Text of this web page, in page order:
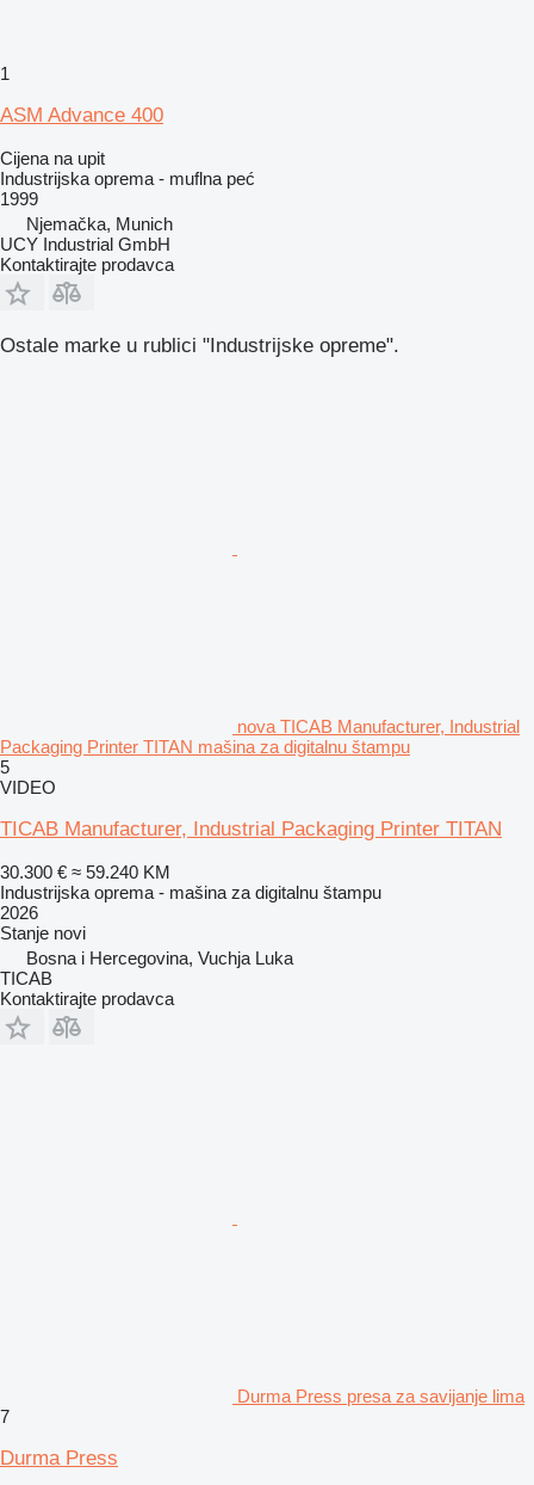
1
ASM Advance 400
Cijena na upit
Industrijska oprema - muflna peć
1999
Njemačka, Munich
UCY Industrial GmbH
Kontaktirajte prodavca
Ostale marke u rublici "Industrijske opreme".
nova TICAB Manufacturer, Industrial
Packaging Printer TITAN mašina za digitalnu štampu
5
VIDEO
TICAB Manufacturer, Industrial Packaging Printer TITAN
30.300 € ≈ 59.240 KM
Industrijska oprema - mašina za digitalnu štampu
2026
Stanje novi
Bosna i Hercegovina, Vuchјa Luka
TICAB
Kontaktirajte prodavca
Durma Press presa za savijanje lima
7
Durma Press